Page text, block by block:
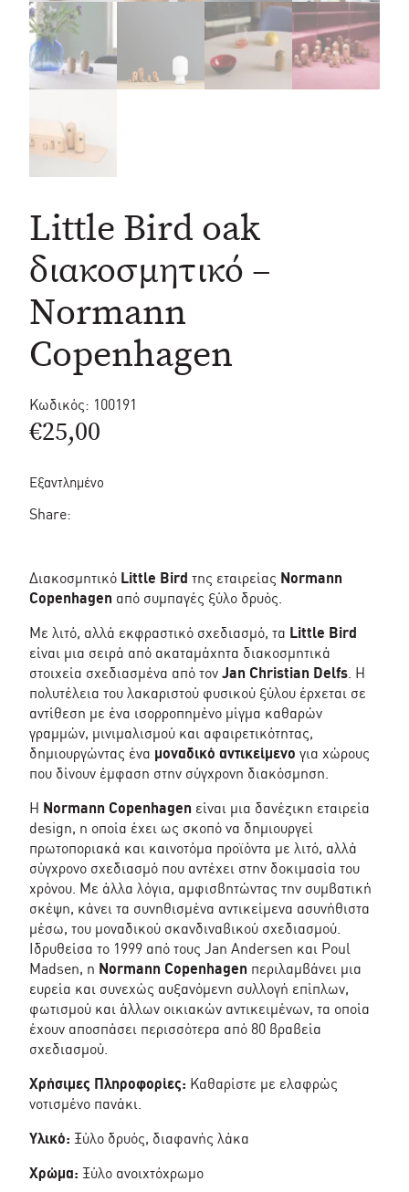
Little Bird oak
διακοσμητικό –
Normann
Copenhagen
Κωδικός: 100191
€25,00
Εξαντλημένο
Share:
Διακοσμητικό Little Bird της εταιρείας Normann
Copenhagen από συμπαγές ξύλο δρυός.
Με λιτό, αλλά εκφραστικό σχεδιασμό, τα Little Bird
είναι μια σειρά από ακαταμάχητα διακοσμητικά
στοιχεία σχεδιασμένα από τον Jan Christian Delfs . Η
πολυτέλεια του λακαριστού φυσικού ξύλου έρχεται σε
αντίθεση με ένα ισορροπημένο μίγμα καθαρών
γραμμών, μινιμαλισμού και αφαιρετικότητας,
δημιουργώντας ένα μοναδικό αντικείμενο για χώρους
που δίνουν έμφαση στην σύγχρονη διακόσμηση.
Η Normann Copenhagen είναι μια δανέζικη εταιρεία
design, η οποία έχει ως σκοπό να δημιουργεί
πρωτοποριακά και καινοτόμα προϊόντα με λιτό, αλλά
σύγχρονο σχεδιασμό που αντέχει στην δοκιμασία του
χρόνου. Με άλλα λόγια, αμφισβητώντας την συμβατική
σκέψη, κάνει τα συνηθισμένα αντικείμενα ασυνήθιστα
μέσω, του μοναδικού σκανδιναβικού σχεδιασμού.
Ιδρυθείσα το 1999 από τους Jan Andersen και Poul
Madsen, η Normann Copenhagen περιλαμβάνει μια
ευρεία και συνεχώς αυξανόμενη συλλογή επίπλων,
φωτισμού και άλλων οικιακών αντικειμένων, τα οποία
έχουν αποσπάσει περισσότερα από 80 βραβεία
σχεδιασμού.
Χρήσιμες Πληροφορίες: Καθαρίστε με ελαφρώς
νοτισμένο πανάκι.
Υλικό: Ξύλο δρυός, διαφανής λάκα
Χρώμα: Ξύλο ανοιχτόχρωμο